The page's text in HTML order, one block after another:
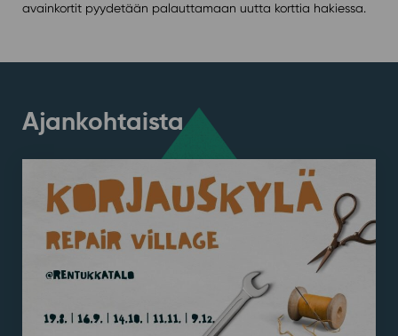
avainkortit pyydetään palauttamaan uutta korttia hakiessa.
Ajankohtaista